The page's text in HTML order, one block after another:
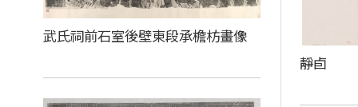
靜卣
武氏祠前石室後壁東段承檐枋畫像